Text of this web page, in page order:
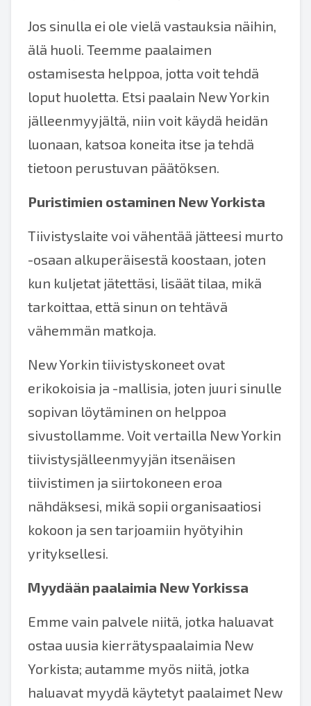
Jos sinulla ei ole vielä vastauksia näihin,
älä huoli. Teemme paalaimen
ostamisesta helppoa, jotta voit tehdä
loput huoletta. Etsi paalain New Yorkin
jälleenmyyjältä, niin voit käydä heidän
luonaan, katsoa koneita itse ja tehdä
tietoon perustuvan päätöksen.
Puristimien ostaminen New Yorkista
Tiivistyslaite voi vähentää jätteesi murto
-osaan alkuperäisestä koostaan, joten
kun kuljetat jätettäsi, lisäät tilaa, mikä
tarkoittaa, että sinun on tehtävä
vähemmän matkoja.
New Yorkin tiivistyskoneet ovat
erikokoisia ja -mallisia, joten juuri sinulle
sopivan löytäminen on helppoa
sivustollamme. Voit vertailla New Yorkin
tiivistysjälleenmyyjän itsenäisen
tiivistimen ja siirtokoneen eroa
nähdäksesi, mikä sopii organisaatiosi
kokoon ja sen tarjoamiin hyötyihin
yrityksellesi.
Myydään paalaimia New Yorkissa
Emme vain palvele niitä, jotka haluavat
ostaa uusia kierrätyspaalaimia New
Yorkista; autamme myös niitä, jotka
haluavat myydä käytetyt paalaimet New